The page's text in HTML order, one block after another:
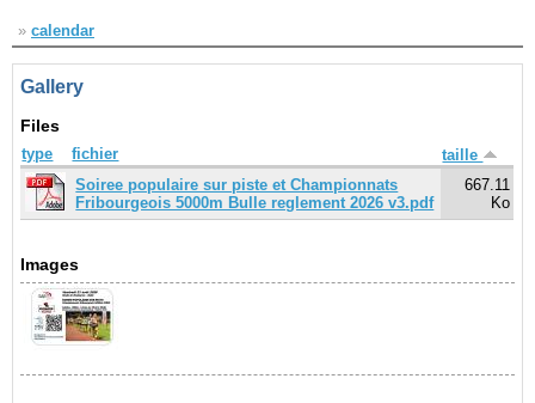
» calendar
Gallery
Files
type fichier
taille
Soiree populaire sur piste et Championnats
Fribourgeois 5000m Bulle reglement 2026 v3.pdf
667.11
Ko
Images